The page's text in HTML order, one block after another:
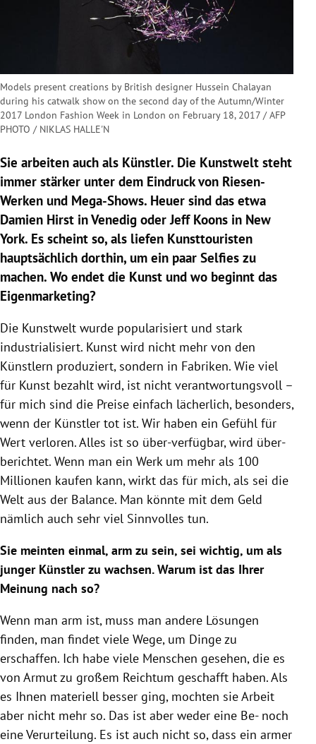
Models present creations by British designer Hussein Chalayan
during his catwalk show on the second day of the Autumn/Winter
2017 London Fashion Week in London on February 18, 2017 / AFP
PHOTO / NIKLAS HALLE'N
Sie arbeiten auch als Künstler. Die Kunstwelt steht
immer stärker unter dem Eindruck von Riesen-
Werken und Mega-Shows. Heuer sind das etwa
Damien Hirst inVenedig oderJeff Koons in New
York. Es scheint so, als liefen Kunsttouristen
hauptsächlich dorthin, um ein paar Selfies zu
machen. Wo endet die Kunst und wo beginnt das
Eigenmarketing?
Die Kunstwelt wurde popularisiert und stark
industrialisiert. Kunst wird nicht mehr von den
Künstlern produziert, sondern in Fabriken. Wie viel
für Kunst bezahlt wird, ist nicht verantwortungsvoll –
für mich sind die Preise einfach lächerlich, besonders,
wenn der Künstler tot ist. Wir haben ein Gefühl für
Wert verloren. Alles ist so über-verfügbar, wird über-
berichtet. Wenn man ein Werk um mehr als 100
Millionen kaufen kann, wirkt das für mich, als sei die
Welt aus der Balance. Man könnte mit dem Geld
nämlich auch sehr viel Sinnvolles tun.
Sie meinten einmal, arm zu sein, sei wichtig, um als
junger Künstler zu wachsen. Warum ist das Ihrer
Meinung nach so?
Wenn man arm ist, muss man andere Lösungen
finden, man findet viele Wege, um Dinge zu
erschaffen. Ich habe viele Menschen gesehen, die es
von Armut zu großem Reichtum geschafft haben. Als
es Ihnen materiell besser ging, mochten sie Arbeit
aber nicht mehr so. Das ist aber weder eine Be- noch
eine Verurteilung. Es ist auch nicht so, dass ein armer